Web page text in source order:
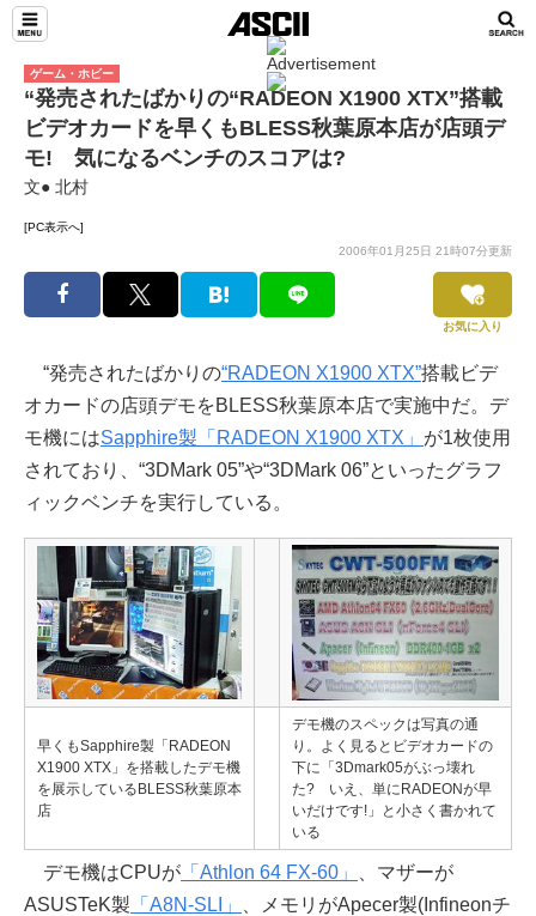
ゲーム・ホビー
“発売されたばかりの“RADEON X1900 XTX”搭載
ビデオカードを早くもBLESS秋葉原本店が店頭デ
モ! 気になるベンチのスコアは?
文● 北村
[PC表示へ]
2006年01月25日 21時07分更新
お気に入り
“発売されたばかりの“RADEON X1900 XTX”搭載ビデ
オカードの店頭デモをBLESS秋葉原本店で実施中だ。デ
モ機にはSapphire製「RADEON X1900 XTX」 が1枚使用
されており、“3DMark 05”や“3DMark 06”といったグラフ
ィックベンチを実行している。
早くもSapphire製「RADEON
X1900 XTX」を搭載したデモ機
を展示しているBLESS秋葉原本
店
デモ機のスペックは写真の通
り。よく見るとビデオカードの
下に「3Dmark05がぶっ壊れ
た? いえ、単にRADEONが早
いだけです!」と小さく書かれて
いる
デモ機はCPUが 「Athlon 64 FX-60」
、マザーが
ASUSTeK製 「A8N-SLI」
、メモリがApecer製(Infineonチ